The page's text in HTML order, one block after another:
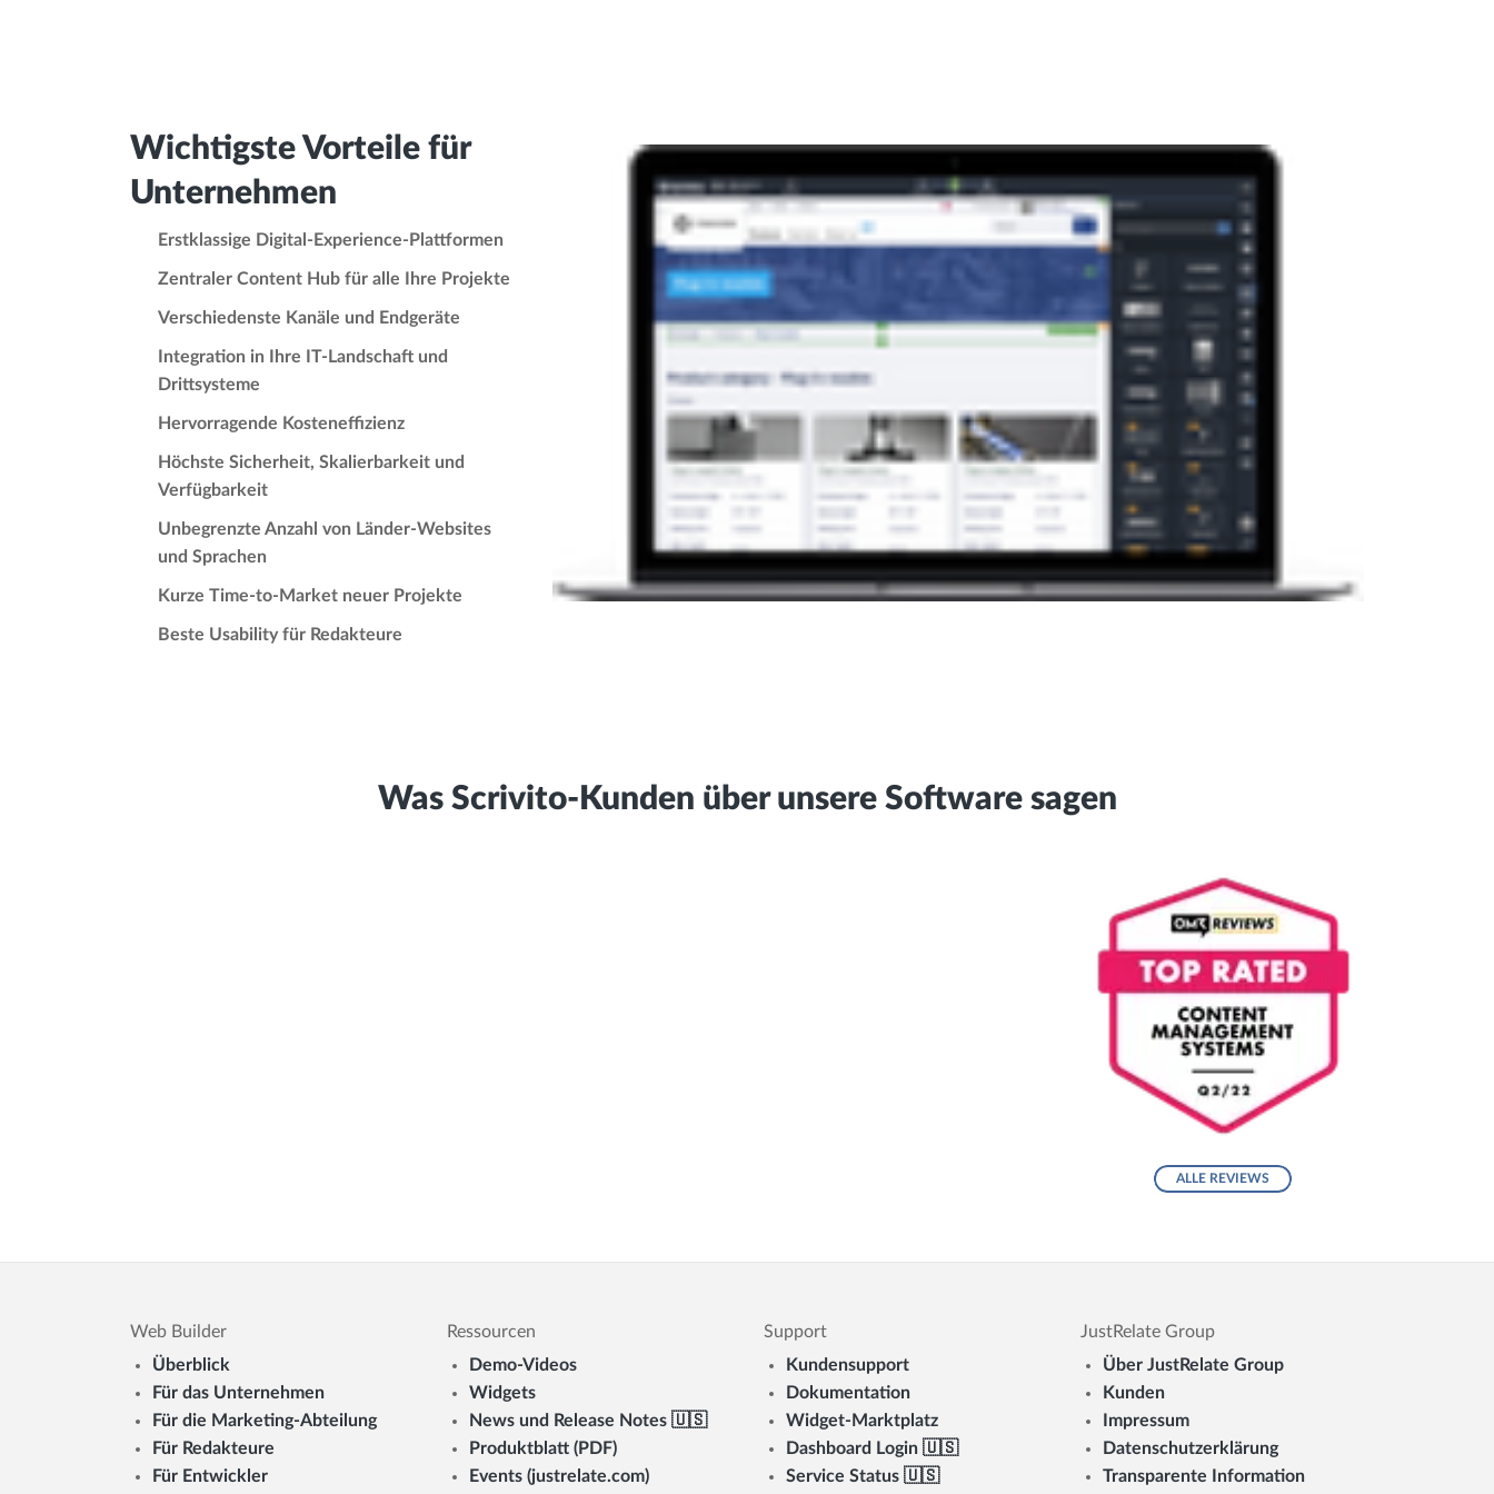
Wichtigste Vorteile für
Unternehmen
Erstklassige Digital-Experience-Plattformen
Zentraler Content Hub für alle Ihre Projekte
Verschiedenste Kanäle und Endgeräte
Integration in Ihre IT-Landschaft und
Drittsysteme
Hervorragende Kosteneffizienz
Höchste Sicherheit, Skalierbarkeit und
Verfügbarkeit
Unbegrenzte Anzahl von Länder-Websites
und Sprachen
Kurze Time-to-Market neuer Projekte
Beste Usability für Redakteure
Was Scrivito-Kunden über unsere Software sagen
ALLE REVIEWS
Web Builder
Überblick
Für das Unternehmen
Für die Marketing-Abteilung
Für Redakteure
Für Entwickler
Ressourcen
Demo-Videos
Widgets
News und Release Notes 🇺🇸
Produktblatt (PDF)
Events (justrelate.com)
Support
Kundensupport
Dokumentation
Widget-Marktplatz
Dashboard Login 🇺🇸
Service Status 🇺🇸
JustRelate Group
Über JustRelate Group
Kunden
Impressum
Datenschutzerklärung
Transparente Information